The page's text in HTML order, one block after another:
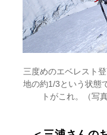
三度めのエベレスト
地の約1/3という状態
トがこれ。（写